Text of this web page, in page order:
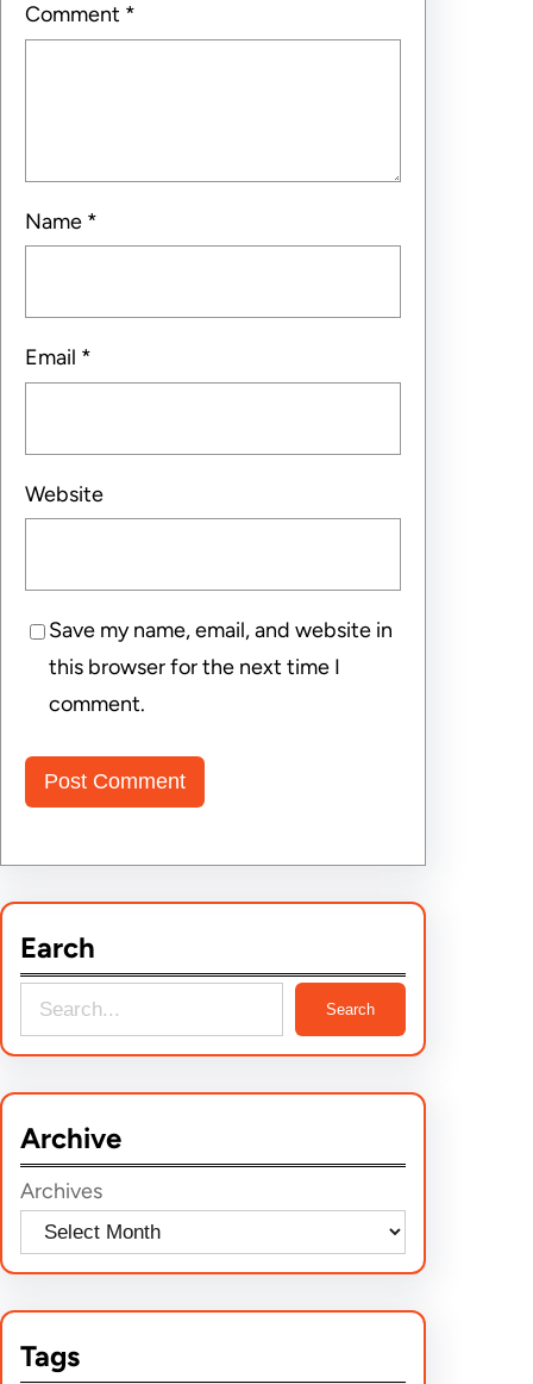
Comment *
Name *
Email *
Website
Save my name, email, and website in
this browser for the next time I
comment.
Earch
e
c
h
Search
Archive
Archives
Tags